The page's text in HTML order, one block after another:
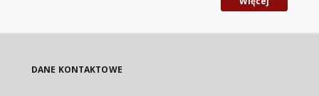
DANE KONTAKTOWE